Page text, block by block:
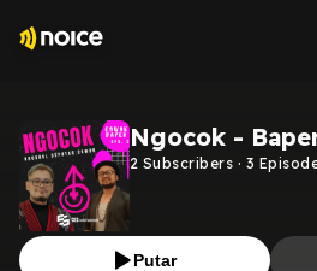
Ngocok -
2 Subscribers · 3
Putar